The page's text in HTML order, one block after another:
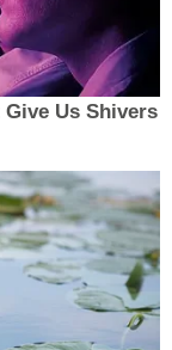
Us Shivers